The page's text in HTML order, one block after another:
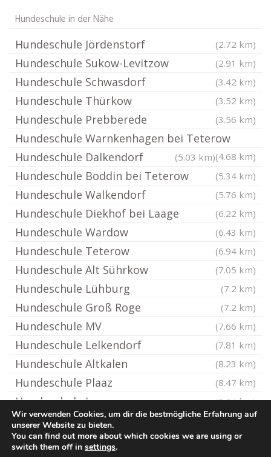
Hundeschule in der Nähe
Hundeschule Jördenstorf (2.72 km)
Hundeschule Sukow-Levitzow (2.91 km)
Hundeschule Schwasdorf (3.42 km)
Hundeschule Thürkow (3.52 km)
Hundeschule Prebberede (3.56 km)
Hundeschule Warnkenhagen bei Teterow
(4.68 km)
Hundeschule Dalkendorf (5.03 km)
Hundeschule Boddin bei Teterow (5.34 km)
Hundeschule Walkendorf (5.76 km)
Hundeschule Diekhof bei Laage (6.22 km)
Hundeschule Wardow (6.43 km)
Hundeschule Teterow (6.94 km)
Hundeschule Alt Sührkow (7.05 km)
Hundeschule Lühburg (7.2 km)
Hundeschule Groß Roge (7.2 km)
Hundeschule MV (7.66 km)
Hundeschule Lelkendorf (7.81 km)
Hundeschule Altkalen (8.23 km)
Hundeschule Plaaz (8.47 km)
Hundeschule Laage (8.84 km)
© Hundeschule.rocks
Wir verwenden Cookies, um dir die bestmögliche Erfahrung auf
unserer Website zu bieten.
You can find out more about which cookies we are using or
switch them off in settings.